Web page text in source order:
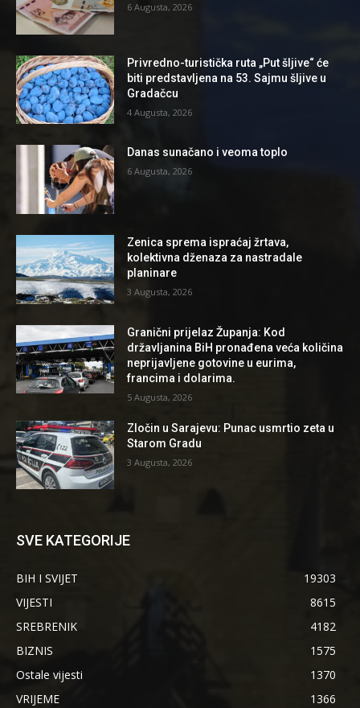
6 Augusta, 2026
Privredno-turistička ruta „Put šljive“ će
biti predstavljena na 53. Sajmu šljive u
Gradačcu
4 Augusta, 2026
Danas sunačano i veoma toplo
6 Augusta, 2026
Zenica sprema ispraćaj žrtava,
kolektivna dženaza za nastradale
planinare
3 Augusta, 2026
Granični prijelaz Županja: Kod
državljanina BiH pronađena veća količina
neprijavljene gotovine u eurima,
francima i dolarima.
5 Augusta, 2026
Zločin u Sarajevu: Punac usmrtio zeta u
Starom Gradu
3 Augusta, 2026
SVE KATEGORIJE
BIH I SVIJET
19303
VIJESTI
8615
SREBRENIK
4182
BIZNIS
1575
Ostale vijesti
1370
VRIJEME
1366